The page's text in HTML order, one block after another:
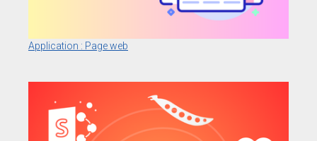
Application : Page web